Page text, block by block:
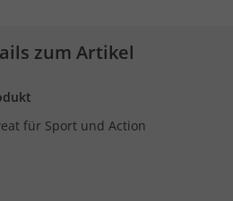
zum Artikel
für Sport und Action